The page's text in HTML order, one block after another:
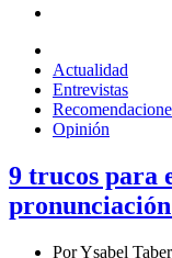
Actualidad
Entrevistas
Opinión
9 trucos para
Por Ysabel